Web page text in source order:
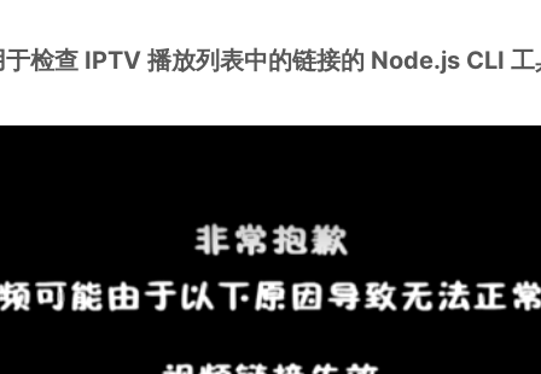
于检查 IPTV 播放列表中的链接的 Node.js CLI 工